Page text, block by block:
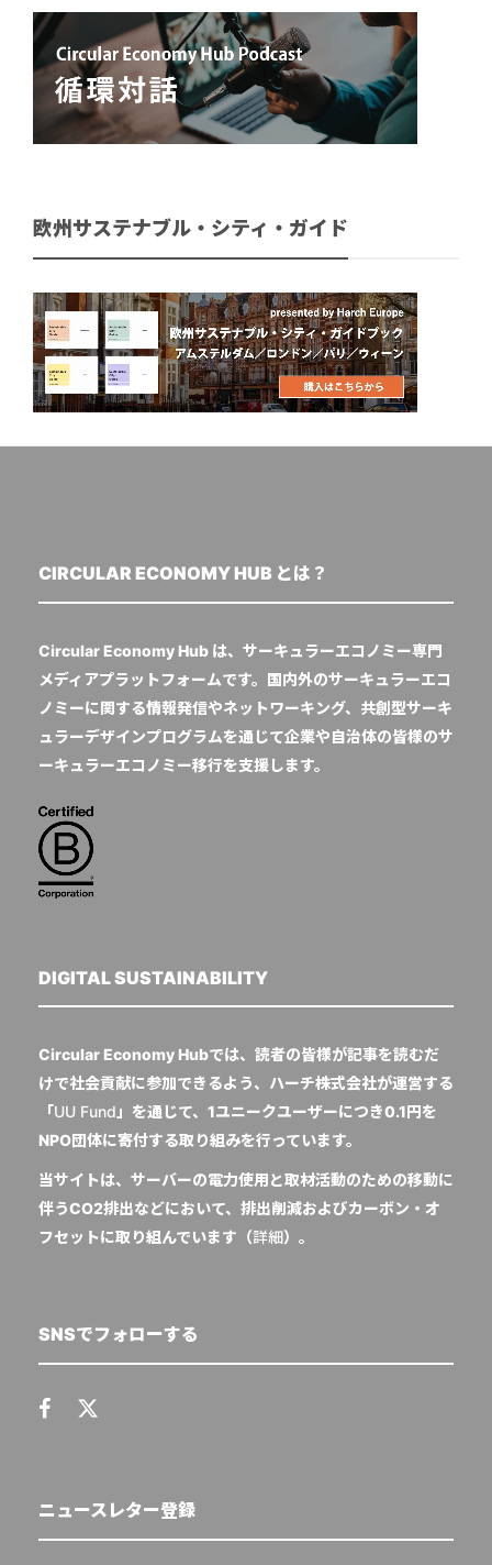
欧州サステナブル・シティ・ガイド
CIRCULAR ECONOMY HUB とは？
Circular Economy Hub は、サーキュラーエコノミー専門
メディアプラットフォームです。国内外のサーキュラーエコ
ノミーに関する情報発信やネットワーキング、共創型サーキ
ュラーデザインプログラムを通じて企業や自治体の皆様のサ
ーキュラーエコノミー移行を支援します。
DIGITAL SUSTAINABILITY
Circular Economy Hubでは、読者の皆様が記事を読むだ
けで社会貢献に参加できるよう、ハーチ株式会社が運営する
「UU Fund」を通じて、1ユニークユーザーにつき0.1円を
NPO団体に寄付する取り組みを行っています。
当サイトは、サーバーの電力使用と取材活動のための移動に
伴うCO2排出などにおいて、排出削減およびカーボン・オ
フセットに取り組んでいます（詳細）。
SNSでフォローする
ニュースレター登録